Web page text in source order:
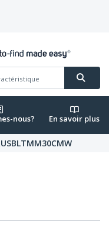
nous? En savoir plus